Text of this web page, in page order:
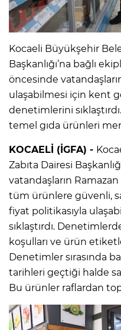
Kocaeli Büyükşehir
Başkanlığı’na bağlı
öncesinde
ulaşabilmesi için kent
denetimlerini
temel gıda ürünleri
KOCAELİ (İGFA) -
Zabıta Dairesi
vatandaşların
tüm ürünlere güvenli,
fiyat politikasıyla
sıklaştırdı.
koşulları ve ürün
Denetimler sırasında
tarihleri geçtiği halde
Bu ürünler raflardan